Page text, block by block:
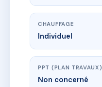
CHAUFFAGE
Individuel
PPT (PLAN TRAVAUX)
Non concerné